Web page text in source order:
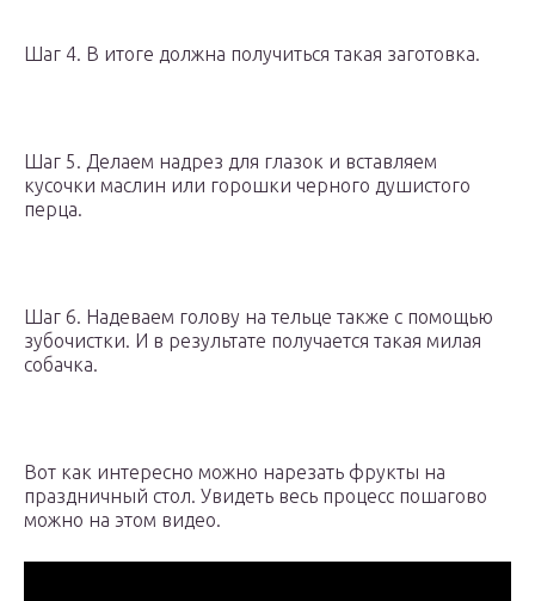
Шаг 4. В итоге должна получиться такая заготовка.
Шаг 5. Делаем надрез для глазок и вставляем
кусочки маслин или горошки черного душистого
перца.
Шаг 6. Надеваем голову на тельце также с помощью
зубочистки. И в результате получается такая милая
собачка.
Вот как интересно можно нарезать фрукты на
праздничный стол. Увидеть весь процесс пошагово
можно на этом видео.